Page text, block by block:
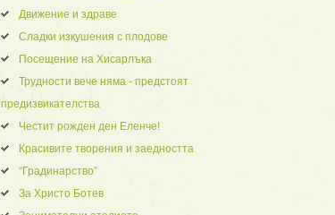
Движение и здраве
Сладки изкушения с плодове
Посещение на Хисарлъка
Трудности вече няма - предстоят
предизвикателства
Честит рожден ден Еленче!
Красивите творения и заедността
“Градинарство”
За Христо Ботев